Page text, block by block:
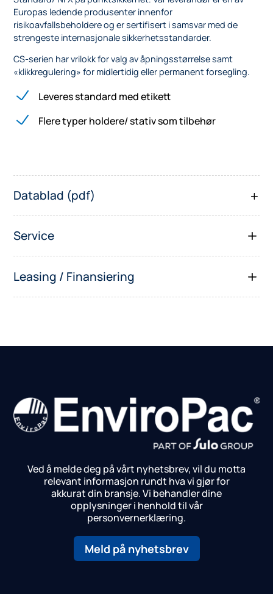
Europas ledende produsenter innenfor
risikoavfallsbeholdere og er sertifisert i samsvar med de
strengeste internasjonale sikkerhetsstandarder.
CS-serien har vrilokk for valg av åpningsstørrelse samt
«klikkregulering» for midlertidig eller permanent forsegling.
Leveres standard med etikett
Flere typer holdere/ stativ som tilbehør
Datablad (pdf)
Service
Leasing / Finansiering
Ved å melde deg på vårt nyhetsbrev, vil du motta
relevant informasjon rundt hva vi gjør for
akkurat din bransje.Vi behandler dine
opplysninger i henhold til vår
personvernerklæring.
Meld på nyhetsbrev